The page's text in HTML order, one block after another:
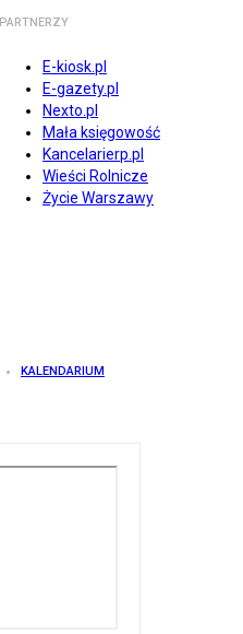
PARTNERZY
E-kiosk.pl
E-gazety.pl
Nexto.pl
Mała księgowość
Kancelarierp.pl
Wieści Rolnicze
Życie Warszawy
KALENDARIUM